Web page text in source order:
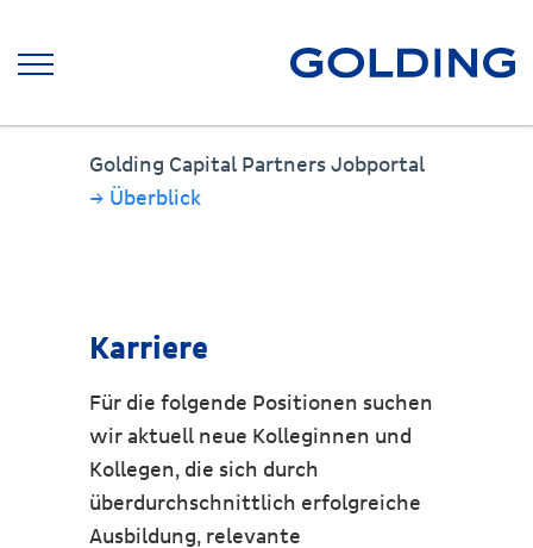
Golding Capital Partners Jobportal
→ Überblick
Karriere
Für die folgende Positionen suchen
wir aktuell neue Kolleginnen und
Kollegen, die sich durch
überdurchschnittlich erfolgreiche
Ausbildung, relevante